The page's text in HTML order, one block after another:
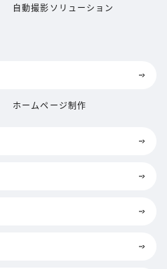
自動撮影ソリューション
ホームページ制作